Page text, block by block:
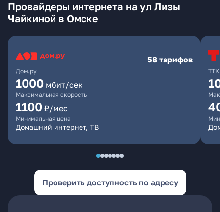
Провайдеры интернета на ул Лизы
Чайкиной в Омске
Дом.ру
58 тарифов
1000 мбит/сек
Максимальная скорость
1100 ₽/мес
Минимальная цена
Домашний интернет, ТВ
ТТК
Проверить доступность по адресу